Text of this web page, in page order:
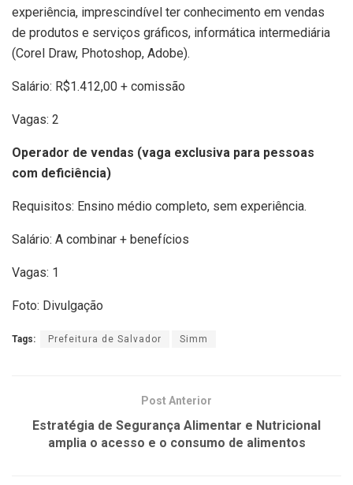
experiência, imprescindível ter conhecimento em vendas
de produtos e serviços gráficos, informática intermediária
(Corel Draw, Photoshop, Adobe).
Salário: R$1.412,00 + comissão
Vagas: 2
Operador de vendas (vaga exclusiva para pessoas
com deficiência)
Requisitos: Ensino médio completo, sem experiência.
Salário: A combinar + benefícios
Vagas: 1
Foto: Divulgação
Tags: Prefeitura de Salvador Simm
Post Anterior
Estratégia de Segurança Alimentar e Nutricional
amplia o acesso e o consumo de alimentos